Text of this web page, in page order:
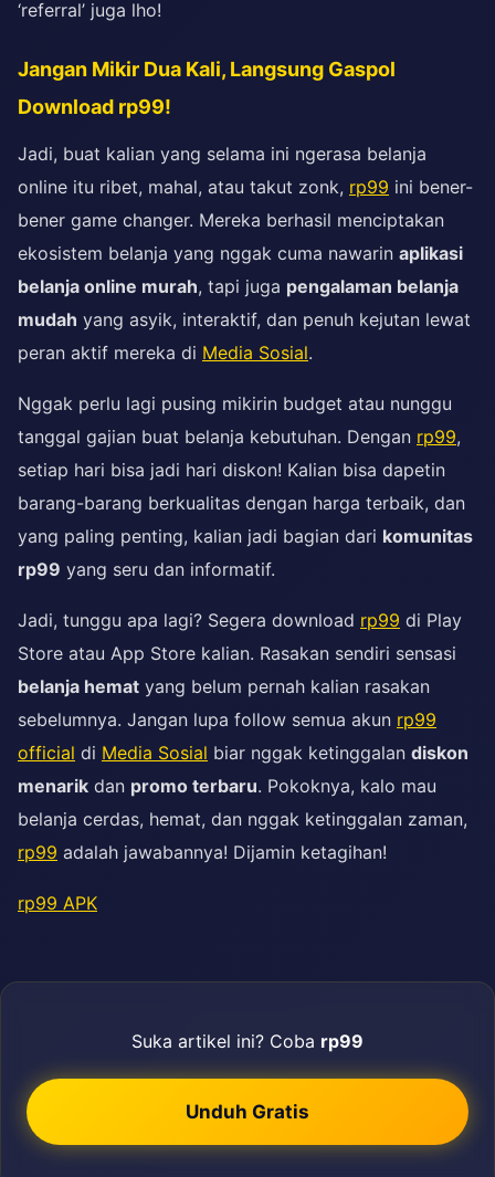
‘referral’ juga lho!
Jangan Mikir Dua Kali, Langsung Gaspol
Download rp99!
Jadi, buat kalian yang selama ini ngerasa belanja
online itu ribet, mahal, atau takut zonk, rp99 ini bener-
bener game changer. Mereka berhasil menciptakan
ekosistem belanja yang nggak cuma nawarin aplikasi
belanja online murah, tapi juga pengalaman belanja
mudah yang asyik, interaktif, dan penuh kejutan lewat
peran aktif mereka di Media Sosial.
Nggak perlu lagi pusing mikirin budget atau nunggu
tanggal gajian buat belanja kebutuhan. Dengan rp99,
setiap hari bisa jadi hari diskon! Kalian bisa dapetin
barang-barang berkualitas dengan harga terbaik, dan
yang paling penting, kalian jadi bagian dari komunitas
rp99 yang seru dan informatif.
Jadi, tunggu apa lagi? Segera download rp99 di Play
Store atau App Store kalian. Rasakan sendiri sensasi
belanja hemat yang belum pernah kalian rasakan
sebelumnya. Jangan lupa follow semua akun rp99
official di Media Sosial biar nggak ketinggalan diskon
menarik dan promo terbaru. Pokoknya, kalo mau
belanja cerdas, hemat, dan nggak ketinggalan zaman,
rp99 adalah jawabannya! Dijamin ketagihan!
rp99 APK
Suka artikel ini? Coba rp99
Unduh Gratis